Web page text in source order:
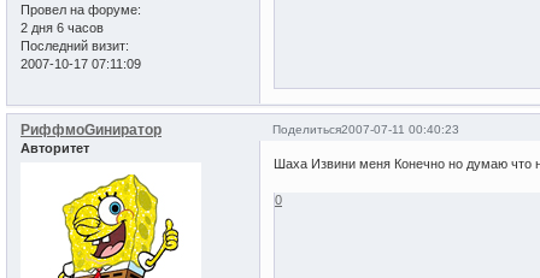
Провел на форуме:
2 дня 6 часов
Последний визит:
2007-10-17 07:11:09
Поделиться2007-07-11 00:40:23
РиффмоGиниратор
Авторитет
Шаха Извини меня Конечно но думаю
0